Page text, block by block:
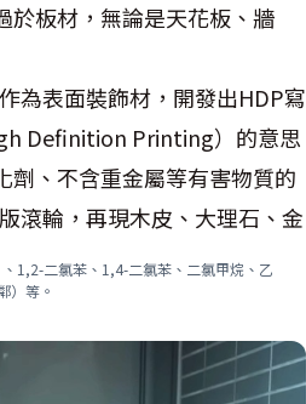
於板材，無論是天花板、牆
為表面裝飾材，開發出HDP寫
Definition Printing）的意思
劑、不含重金屬等有害物質的
滾輪，再現木皮、大理石、金
1,2-二氯苯、1,4-二氯苯、二氯甲烷、乙
）等。